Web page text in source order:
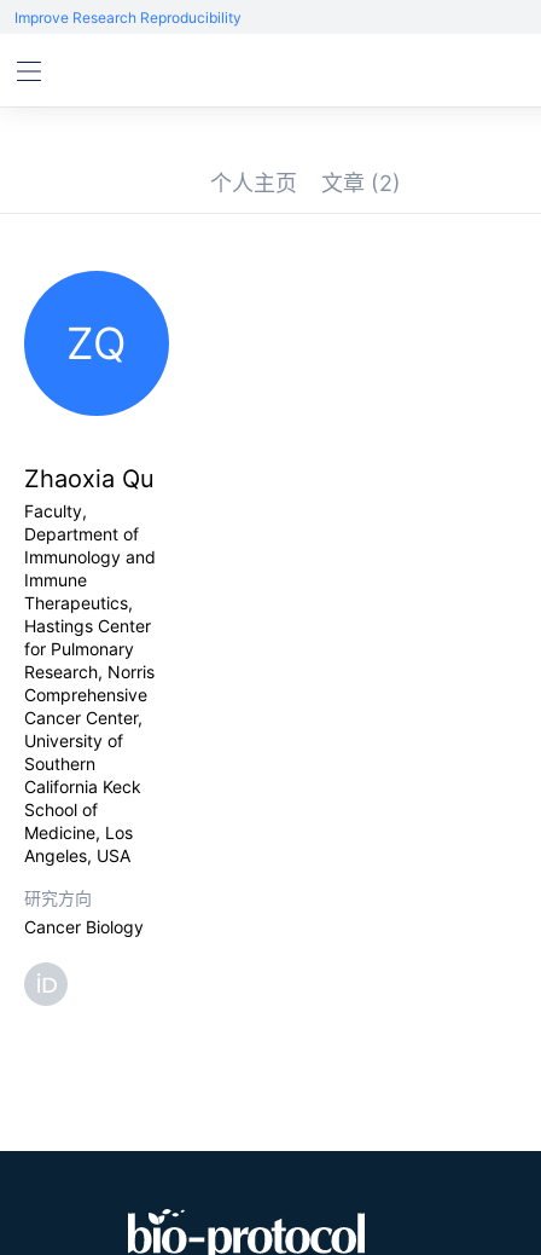
Improve Research Reproducibility
个人主页 文章 (2)
ZQ
Zhaoxia Qu
Faculty,
Department of
Immunology and
Immune
Therapeutics,
Hastings Center
for Pulmonary
Research, Norris
Comprehensive
Cancer Center,
University of
Southern
California Keck
School of
Medicine, Los
Angeles, USA
研究方向
Cancer Biology